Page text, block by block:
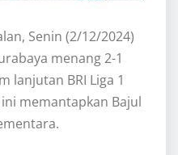
Senin (2/12/2024)
menang 2-1
lanjutan BRI Liga 1
memantapkan Bajul